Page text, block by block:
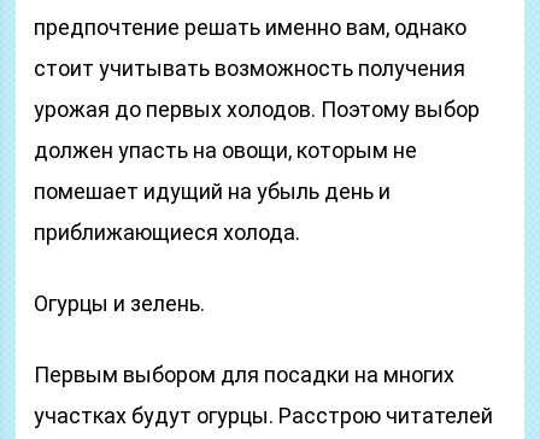
предпочтение решать именно вам, однако
стоит учитывать возможность получения
урожая до первых холодов. Поэтому выбор
должен упасть на овощи, которым не
помешает идущий на убыль день и
приближающиеся холода.
Огурцы и зелень.
Первым выбором для посадки на многих
участках будут огурцы. Расстрою читателей